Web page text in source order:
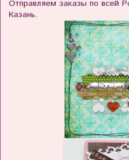
Отправляем заказы по всей
Казань.